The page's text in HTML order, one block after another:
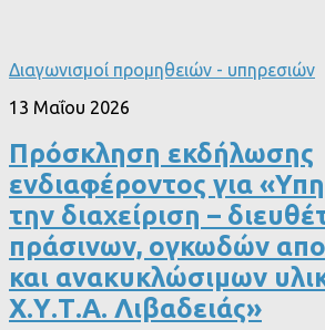
Διαγωνισμοί προμηθειών - υπηρεσιών
13 Μαΐου 2026
Πρόσκληση εκδήλωσης
ενδιαφέροντος για
την διαχείριση –
πράσινων, ογκωδών
και ανακυκλώσιμων
Χ.Υ.Τ.Α. Λιβαδειάς»